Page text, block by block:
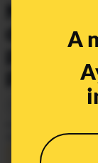
A
No, el
por
Actualizado elOct 17,